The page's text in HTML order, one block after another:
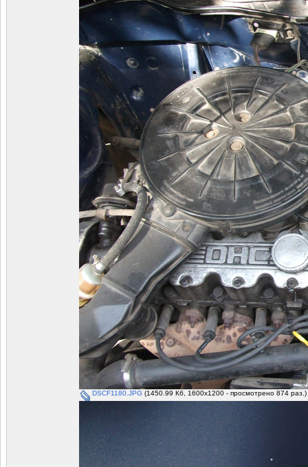
DSCF1180.JPG (1450.99 Кб, 1600x1200 - просмотрено 874 раз.)